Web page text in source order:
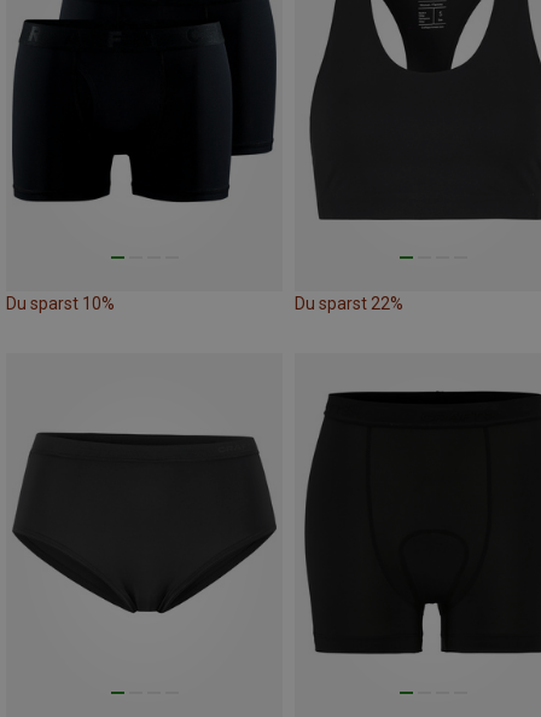
Du sparst 10% Du sparst 22%